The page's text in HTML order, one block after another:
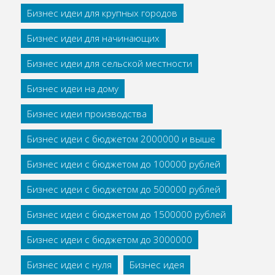
Бизнес идеи для крупных городов
Бизнес идеи для начинающих
Бизнес идеи для сельской местности
Бизнес идеи на дому
Бизнес идеи производства
Бизнес идеи с бюджетом 2000000 и выше
Бизнес идеи с бюджетом до 100000 рублей
Бизнес идеи с бюджетом до 500000 рублей
Бизнес идеи с бюджетом до 1500000 рублей
Бизнес идеи с бюджетом до 3000000
Бизнес идеи с нуля
Бизнес идея